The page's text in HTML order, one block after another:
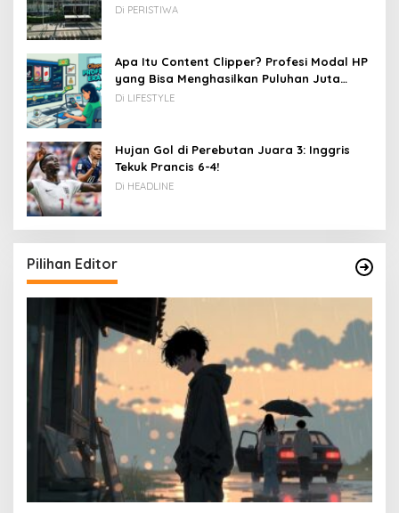
Di PERISTIWA
Apa Itu Content Clipper? Profesi Modal HP
yang Bisa Menghasilkan Puluhan Juta
Rupiah
Di LIFESTYLE
Hujan Gol di Perebutan Juara 3: Inggris
Tekuk Prancis 6-4!
Di HEADLINE
Pilihan Editor